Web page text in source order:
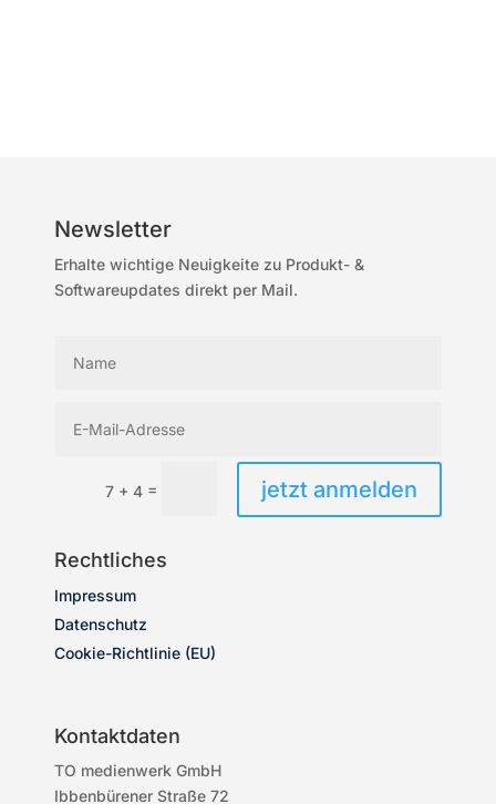
Newsletter
Erhalte wichtige Neuigkeite zu Produkt- &
Softwareupdates direkt per Mail.
7 + 4 = jetzt anmelden
Rechtliches
Impressum
Datenschutz
Cookie-Richtlinie (EU)
Kontaktdaten
TO medienwerk GmbH
Ibbenbürener Straße 72